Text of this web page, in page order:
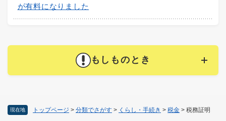
現在地 トップページ > 分類でさがす > くらし・手続き > 税金 > 税務証明
が有料になりました
もしものとき